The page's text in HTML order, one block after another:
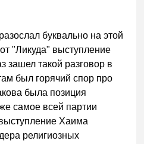
буквально на этой
"Ликуда" выступление
зашел такой разговор в
был горячий спор про
была позиция
самое всей партии
Хаима
религиозных